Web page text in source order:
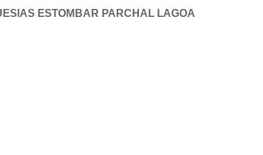
ESTOMBAR PARCHAL LAGOA